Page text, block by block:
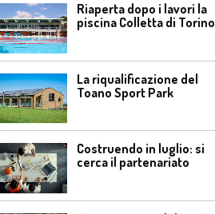
Riaperta dopo i lavori la
piscina Colletta di Torino
La riqualificazione del
Toano Sport Park
Costruendo in luglio: si
cerca il partenariato